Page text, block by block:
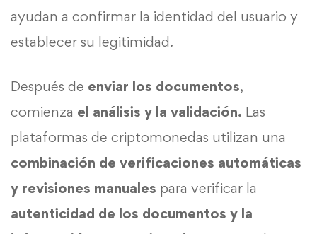
ayudan a confirmar la identidad del usuario y
establecer su legitimidad.
Después de enviar los documentos,
comienza el análisis y la validación. Las
plataformas de criptomonedas utilizan una
combinación de verificaciones automáticas
y revisiones manuales para verificar la
autenticidad de los documentos y la